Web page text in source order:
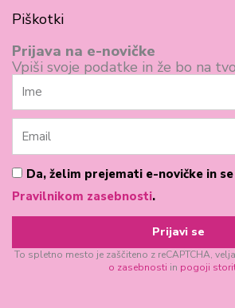
o
k
-
s
q
u
a
r
r
a
m
Piškotki
Prijava na e-novičke
Vpiši svoje podatke in že bo na
Ime
Email
Pogoji
poslovanja
Da, želim prejemati e-novičke in
Pravilnikom zasebnosti.
Prijavi se
To spletno mesto je zaščiteno z reCAPTCHA,
o zasebnosti in pogoji